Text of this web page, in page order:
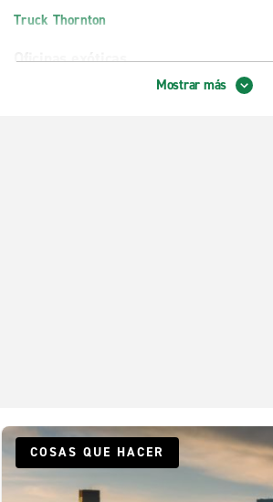
Truck Thornton
Oficinas exóticas
Denver Northfield
Denver, Hale
Mostrar más
COSAS QUE HACER